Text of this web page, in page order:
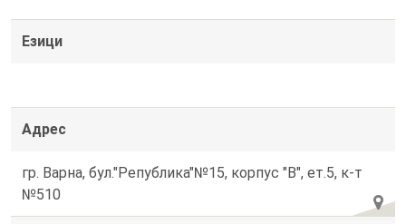
Езици
Адрес
гр. Варна, бул."Република"№15, корпус "В", ет.5, к-т
№510